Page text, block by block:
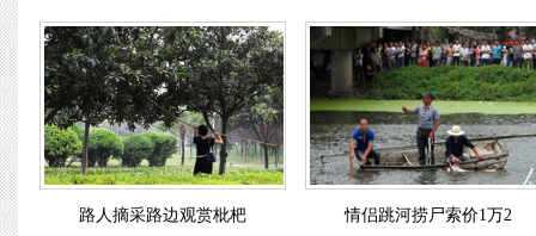
路人摘采路边观赏枇杷 情侣跳河捞尸索价1万2